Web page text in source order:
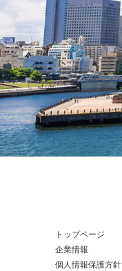
トップページ
企業情報
個人情報保護方針